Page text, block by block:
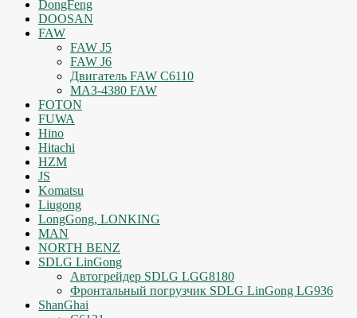
DongFeng
DOOSAN
FAW
FAW J5
FAW J6
Двигатель FAW C6110
МАЗ-4380 FAW
FOTON
FUWA
Hino
Hitachi
HZM
JS
Komatsu
Liugong
LongGong, LONKING
MAN
NORTH BENZ
SDLG LinGong
Автогрейдер SDLG LGG8180
Фронтальный погрузчик SDLG LinGong LG936
ShanGhai